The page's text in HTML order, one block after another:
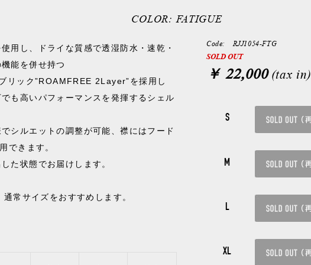
用し、ドライな質感で透湿防水・速乾・
能を併せ持つ
リック”ROAMFREE 2Layer”を採用し
も高いパフォーマンスを発揮するシェル
シルエットの調整が可能、襟にはフード
できます。
た状態でお届けします。
常サイズをおすすめします。
Code: RJJ1054-FTG
SOLD OUT
￥ 22,000(tax in)
S
M
L
XL
COLOR:FATIGUE